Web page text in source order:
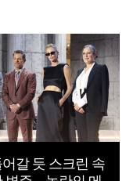
갈 듯 스크린 속